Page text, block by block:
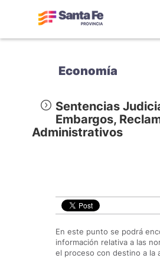
Economía
Sentencias
Embargos,
Administrativos
En este punto se podrá
información relativa a las
el proceso con destino a la